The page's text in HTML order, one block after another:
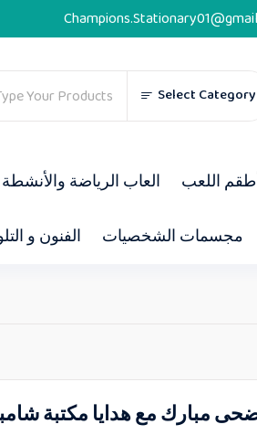
Select Category
اللعب العاب الرياضة
مجسمات الشخصيات الفنون و
مبارك مع هدايا مكتبة